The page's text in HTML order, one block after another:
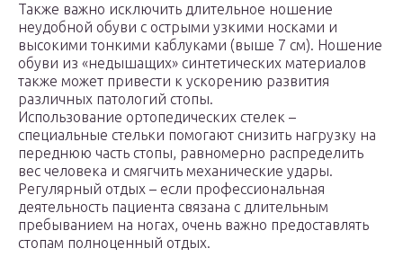
Также важно исключить длительное ношение
неудобной обуви с острыми узкими носками и
высокими тонкими каблуками (выше 7 см). Ношение
обуви из «недышащих» синтетических материалов
также может привести к ускорению развития
различных патологий стопы.
Использование ортопедических стелек –
специальные стельки помогают снизить нагрузку на
переднюю часть стопы, равномерно распределить
вес человека и смягчить механические удары.
Регулярный отдых – если профессиональная
деятельность пациента связана с длительным
пребыванием на ногах, очень важно предоставлять
стопам полноценный отдых.